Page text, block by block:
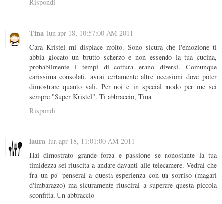
Rispondi
Tina lun apr 18, 10:57:00 AM 2011
Cara Kristel mi dispiace molto. Sono sicura che l'emozione ti
abbia giocato un brutto scherzo e non essendo la tua cucina,
probabilmente i tempi di cottura erano diversi. Comunque
carissima consolati, avrai certamente altre occasioni dove poter
dimostrare quanto vali. Per noi e in special modo per me sei
sempre "Super Kristel". Ti abbraccio, Tina
Rispondi
laura lun apr 18, 11:01:00 AM 2011
Hai dimostrato grande forza e passione se nonostante la tua
timidezza sei riuscita a andare davanti alle telecamere. Vedrai che
fra un po' penserai a questa esperienza con un sorriso (magari
d'imbarazzo) ma sicuramente riuscirai a superare questa piccola
sconfitta. Un abbraccio